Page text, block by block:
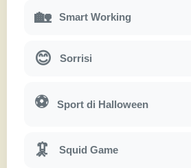
🏡 Smart Working
😊 Sorrisi
⚽ Sport di Halloween
🦑 Squid Game